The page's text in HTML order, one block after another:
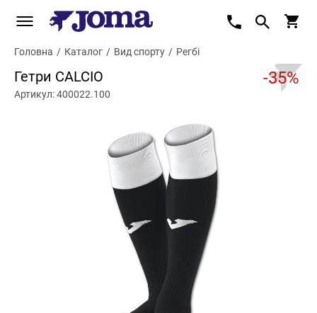
Головна / Каталог / Вид спорту / Регбі
Гетри CALCIO -35%
Артикул: 400022.100